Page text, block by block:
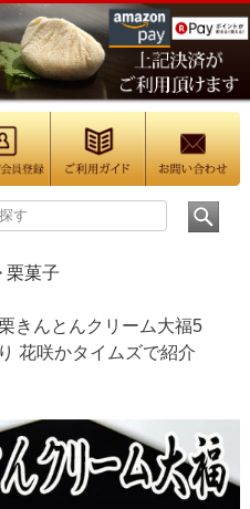
栗菓子
きんとんクリーム大福5
花咲かタイムズで紹介